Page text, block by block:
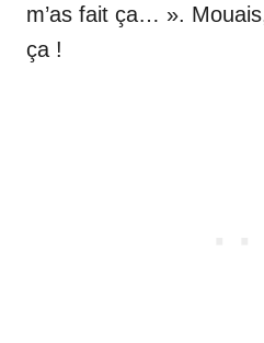
m’as fait ça… ».
ça !